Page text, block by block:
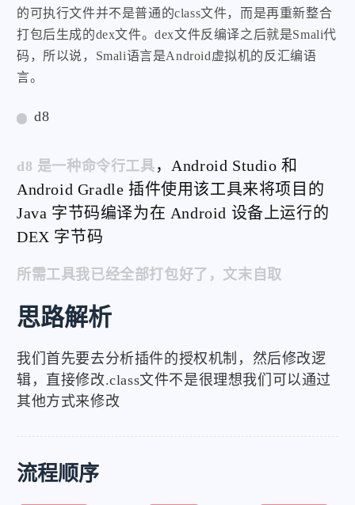
的可执行文件并不是普通的class文件，而是再重新整合
打包后生成的dex文件。dex文件反编译之后就是Smali代
码，所以说，Smali语言是Android虚拟机的反汇编语
言。
d8
d8 是一种命令行工具 ，Android Studio 和
Android Gradle 插件使用该工具来将项目的
Java 字节码编译为在 Android 设备上运行的
DEX 字节码
所需工具我已经全部打包好了，文末自取
思路解析
我们首先要去分析插件的授权机制，然后修改逻
辑，直接修改.class文件不是很理想我们可以通过
其他方式来修改
流程顺序